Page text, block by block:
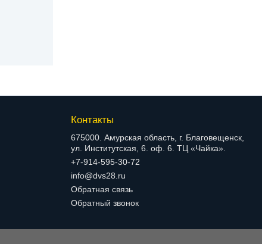
Контакты
675000. Амурская область, г. Благовещенск,
ул. Институтская, 6. оф. 6. ТЦ «Чайка».
+7-914-595-30-72
info@dvs28.ru
Обратная связь
Обратный звонок